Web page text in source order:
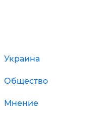
Украина
Общество
Мнение